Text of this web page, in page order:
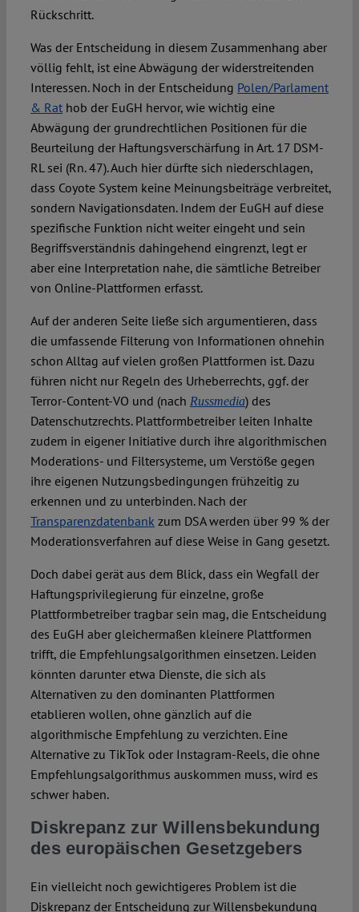
Rückschritt.
Was der Entscheidung in diesem Zusammenhang aber
völlig fehlt, ist eine Abwägung der widerstreitenden
Interessen. Noch in der Entscheidung Polen/Parlament
& Rathob der EuGH hervor, wie wichtig eine
Abwägung der grundrechtlichen Positionen für die
Beurteilung der Haftungsverschärfung in Art. 17 DSM-
RL sei (Rn. 47). Auch hier dürfte sich niederschlagen,
dass Coyote System keine Meinungsbeiträge verbreitet,
sondern Navigationsdaten. Indem der EuGH auf diese
spezifische Funktion nicht weiter eingeht und sein
Begriffsverständnis dahingehend eingrenzt, legt er
aber eine Interpretation nahe, die sämtliche Betreiber
von Online-Plattformen erfasst.
Auf der anderen Seite ließe sich argumentieren, dass
die umfassende Filterung von Informationen ohnehin
schon Alltag auf vielen großen Plattformen ist. Dazu
führen nicht nur Regeln des Urheberrechts, ggf. der
Terror-Content-VO und (nach Russmedia) des
Datenschutzrechts. Plattformbetreiber leiten Inhalte
zudem in eigener Initiative durch ihre algorithmischen
Moderations- und Filtersysteme, um Verstöße gegen
ihre eigenen Nutzungsbedingungen frühzeitig zu
erkennen und zu unterbinden. Nach der
Transparenzdatenbank zum DSA werden über 99 % der
Moderationsverfahren auf diese Weise in Gang gesetzt.
Doch dabei gerät aus dem Blick, dass ein Wegfall der
Haftungsprivilegierung für einzelne, große
Plattformbetreiber tragbar sein mag, die Entscheidung
des EuGH aber gleichermaßen kleinere Plattformen
trifft, die Empfehlungsalgorithmen einsetzen. Leiden
könnten darunter etwa Dienste, die sich als
Alternativen zu den dominanten Plattformen
etablieren wollen, ohne gänzlich auf die
algorithmische Empfehlung zu verzichten. Eine
Alternative zu TikTok oder Instagram-Reels, die ohne
Empfehlungsalgorithmus auskommen muss, wird es
schwer haben.
Diskrepanz zur Willensbekundung
des europäischen Gesetzgebers
Ein vielleicht noch gewichtigeres Problem ist die
Diskrepanz der Entscheidung zur Willensbekundung